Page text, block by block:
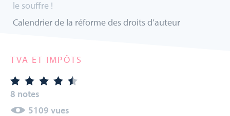
le souffre !
Calendrier de la réforme des droits d’auteur
TVA ET IMPÔTS
8 notes
5109 vues